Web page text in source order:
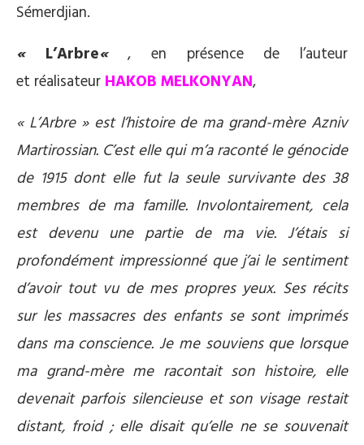
Sémerdjian.
« L’Arbre«, en présence de l’auteur
et réalisateur HAKOB MELKONYAN,
« L’Arbre » est l’histoire de ma grand-mère Azniv
Martirossian. C’est elle qui m’a raconté le génocide
de 1915 dont elle fut la seule survivante des 38
membres de ma famille. Involontairement, cela
est devenu une partie de ma vie. J’étais si
profondément impressionné que j’ai le sentiment
d’avoir tout vu de mes propres yeux. Ses récits
sur les massacres des enfants se sont imprimés
dans ma conscience. Je me souviens que lorsque
ma grand-mère me racontait son histoire, elle
devenait parfois silencieuse et son visage restait
distant, froid ; elle disait qu’elle ne se souvenait